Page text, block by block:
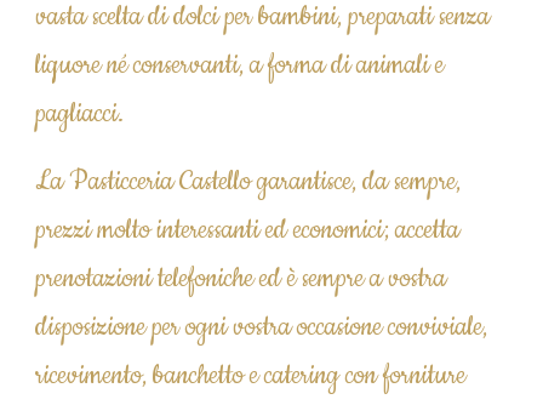
vasta scelta di dolci per bambini, preparati senza
liquore né conservanti, a forma di animali e
pagliacci.
La Pasticceria Castello garantisce, da sempre,
prezzi molto interessanti ed economici; accetta
prenotazioni telefoniche ed è sempre a vostra
disposizione per ogni vostra occasione conviviale,
ricevimento, banchetto e catering con forniture